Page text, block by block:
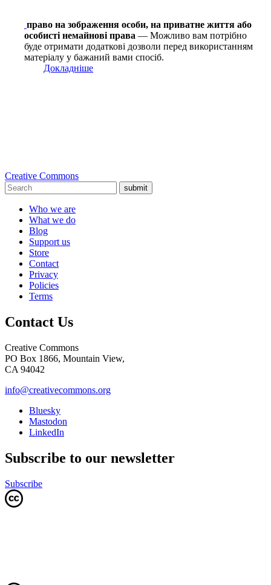
право на зображення особи, на приватне життя або
особисті немайнові права — Можливо вам потрібно
буде отримати додаткові дозволи перед використанням
матеріалу у бажаний вами спосіб.
Докладніше
Creative Commons
submit
Who we are
What we do
Blog
Support us
Store
Contact
Privacy
Policies
Terms
Contact Us
Creative Commons
PO Box 1866, Mountain View,
CA 94042
info@creativecommons.org
Bluesky
Mastodon
LinkedIn
Subscribe to our newsletter
Subscribe